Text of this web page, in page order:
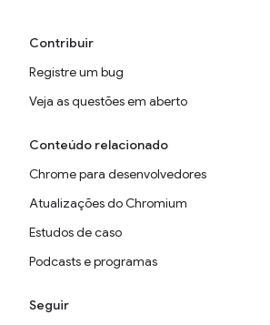
Contribuir
Registre um bug
Veja as questões em aberto
Conteúdo relacionado
Chrome para desenvolvedores
Atualizações do Chromium
Estudos de caso
Podcasts e programas
Seguir